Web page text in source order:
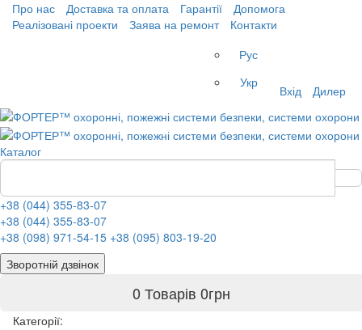
Про нас Доставка та оплата Гарантії
Допомога
Реалізовані проекти
Заява на ремонт
Контакти
Рус
Укр
Вхід Дилер
Каталог
+38 (044) 355-83-07
+38 (044) 355-83-07
+38 (098) 971-54-15 +38 (095) 803-19-20
Зворотній дзвінок
0 Товарів 0грн
Категорії: